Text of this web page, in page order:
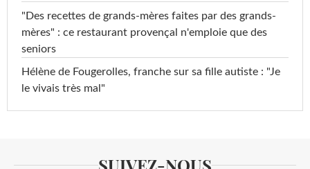
"Des recettes de grands-mères faites par des grands-
mères" : ce restaurant provençal n'emploie que des
seniors
Hélène de Fougerolles, franche sur sa fille autiste : "Je
le vivais très mal"